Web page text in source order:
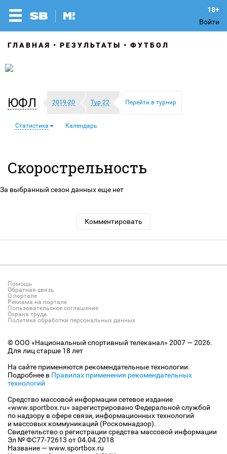
Войти
ГЛАВНАЯ РЕЗУЛЬТАТЫ ФУТБОЛ
ЮФЛ 2019-20 Тур 22 Перейти в турнир
Статистика Календарь
Скорострельность
За выбранный сезон данных еще нет
Комментировать
Помощь
Обратная связь
О портале
Реклама на портале
Пользовательское соглашение
Охрана труда
Политика обработки персональных данных
© ООО «Национальный спортивный телеканал» 2007 — 2026.
Для лиц старше 18 лет
На сайте применяются рекомендательные технологии.
Подробнее в Правилах применения рекомендательных
технологий
Средство массовой информации сетевое издание
«www.sportbox.ru» зарегистрировано Федеральной службой
по надзору в сфере связи, информационных технологий
и массовых коммуникаций (Роскомнадзор).
Свидетельство о регистрации средства массовой информации
Эл № ФС77-72613 от 04.04.2018
Название — www.sportbox.ru